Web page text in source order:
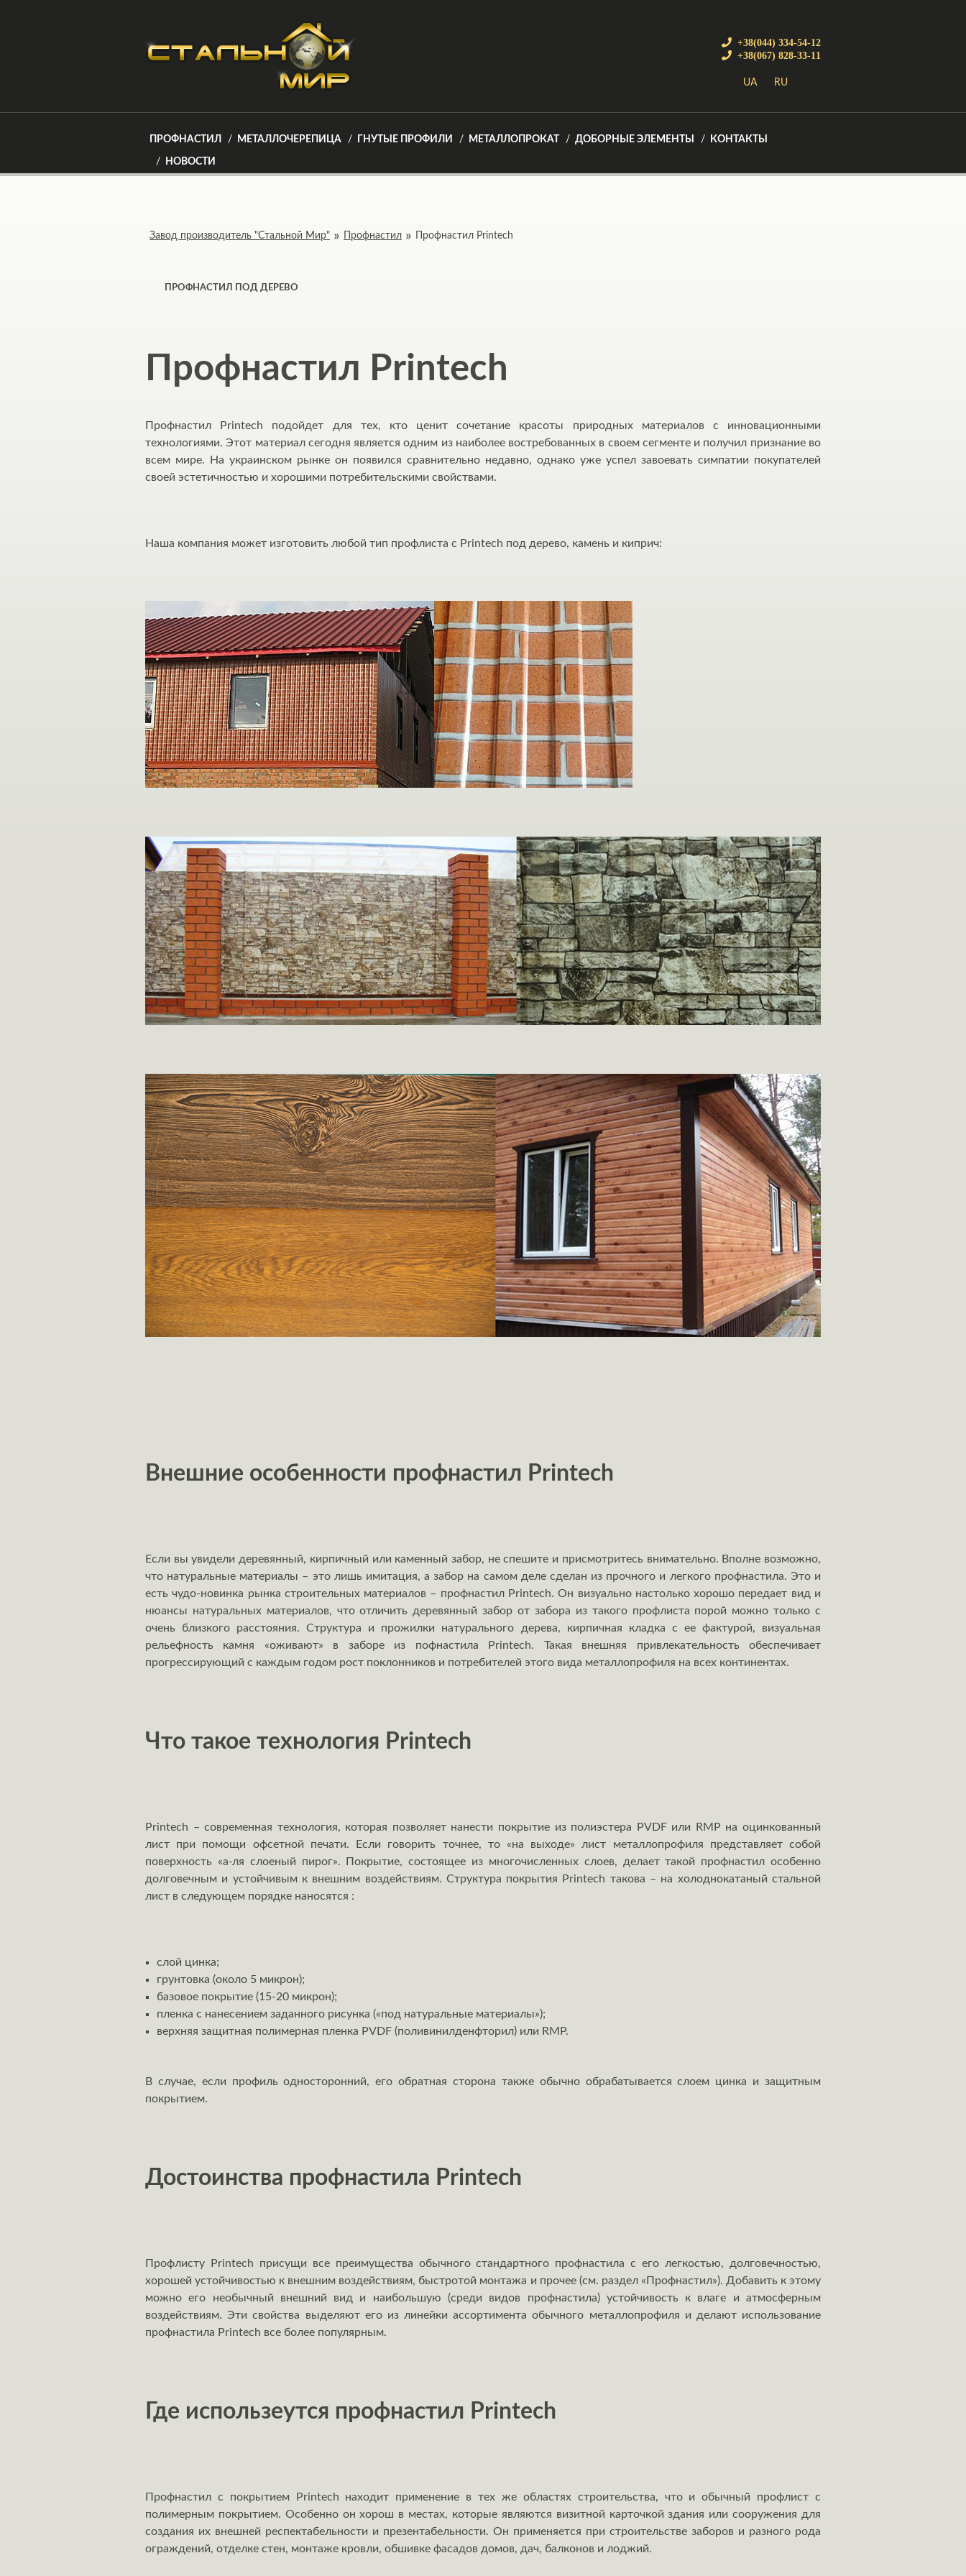
+38(044) 334-54-12
+38(067) 828-33-11
UA RU
ПРОФНАСТИЛ МЕТАЛЛОЧЕРЕПИЦА ГНУТЫЕ ПРОФИЛИ МЕТАЛЛОПРОКАТ ДОБОРНЫЕ ЭЛЕМЕНТЫ КОНТАКТЫ
НОВОСТИ
Завод производитель "Стальной Мир" Профнастил Профнастил Printech
ПРОФНАСТИЛ ПОД ДЕРЕВО
Профнастил Printech
Профнастил Printech подойдет для тех, кто ценит сочетание красоты природных материалов с инновационными
технологиями. Этот материал сегодня является одним из наиболее востребованных в своем сегменте и получил признание во
всем мире. На украинском рынке он появился сравнительно недавно, однако уже успел завоевать симпатии покупателей
своей эстетичностью и хорошими потребительскими свойствами.
Наша компания может изготовить любой тип профлиста с Printech под дерево, камень и киприч:
Внешние особенности профнастил Printech
Если вы увидели деревянный, кирпичный или каменный забор, не спешите и присмотритесь внимательно. Вполне возможно,
что натуральные материалы – это лишь имитация, а забор на самом деле сделан из прочного и легкого профнастила. Это и
есть чудо-новинка рынка строительных материалов – профнастил Printech. Он визуально настолько хорошо передает вид и
нюансы натуральных материалов, что отличить деревянный забор от забора из такого профлиста порой можно только с
очень близкого расстояния. Структура и прожилки натурального дерева, кирпичная кладка с ее фактурой, визуальная
рельефность камня «оживают» в заборе из пофнастила Printech. Такая внешняя привлекательность обеспечивает
прогрессирующий с каждым годом рост поклонников и потребителей этого вида металлопрофиля на всех континентах.
Что такое технология Printech
Printech – современная технология, которая позволяет нанести покрытие из полиэстера PVDF или RMP на оцинкованный
лист при помощи офсетной печати. Если говорить точнее, то «на выходе» лист металлопрофиля представляет собой
поверхность «а-ля слоеный пирог». Покрытие, состоящее из многочисленных слоев, делает такой профнастил особенно
долговечным и устойчивым к внешним воздействиям. Структура покрытия Printech такова – на холоднокатаный стальной
лист в следующем порядке наносятся :
слой цинка;
грунтовка (около 5 микрон);
базовое покрытие (15-20 микрон);
пленка с нанесением заданного рисунка («под натуральные материалы»);
верхняя защитная полимерная пленка PVDF (поливинилденфторил) или RMР.
В случае, если профиль односторонний, его обратная сторона также обычно обрабатывается слоем цинка и защитным
покрытием.
Достоинства профнастила Printech
Профлисту Printech присущи все преимущества обычного стандартного профнастила с его легкостью, долговечностью,
хорошей устойчивостью к внешним воздействиям, быстротой монтажа и прочее (см. раздел «Профнастил»). Добавить к этому
можно его необычный внешний вид и наибольшую (среди видов профнастила) устойчивость к влаге и атмосферным
воздействиям. Эти свойства выделяют его из линейки ассортимента обычного металлопрофиля и делают использование
профнастила Printech все более популярным.
Где использеутся профнастил Printech
Профнастил с покрытием Printech находит применение в тех же областях строительства, что и обычный профлист с
полимерным покрытием. Особенно он хорош в местах, которые являются визитной карточкой здания или сооружения для
создания их внешней респектабельности и презентабельности. Он применяется при строительстве заборов и разного рода
ограждений, отделке стен, монтаже кровли, обшивке фасадов домов, дач, балконов и лоджий.